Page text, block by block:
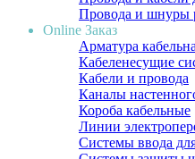
Провода и шнуры
Online Заказ
Арматура
Кабеленесущие
Кабели и провода
Каналы
Короба кабельные
Линии
Системы ввода